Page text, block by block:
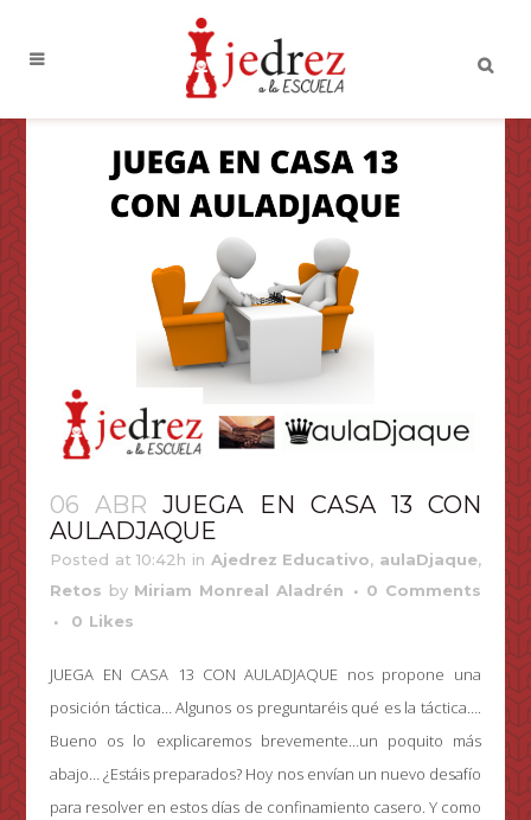
06 ABR JUEGA EN CASA 13 CON
AULADJAQUE
Posted at 10:42h in Ajedrez Educativo, aulaDjaque,
Retos by Miriam Monreal Aladrén
0 Comments
0 Likes
JUEGA EN CASA 13 CON AULADJAQUE nos propone una
posición táctica… Algunos os preguntaréis qué es la táctica….
Bueno os lo explicaremos brevemente…un poquito más
abajo… ¿Estáis preparados? Hoy nos envían un nuevo desafío
para resolver en estos días de confinamiento casero. Y como